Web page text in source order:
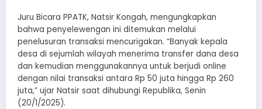
Juru Bicara PPATK, Natsir Kongah, mengungkapkan
bahwa penyelewengan ini ditemukan melalui
penelusuran transaksi mencurigakan. “Banyak kepala
desa di sejumlah wilayah menerima transfer dana desa
dan kemudian menggunakannya untuk berjudi online
dengan nilai transaksi antara Rp 50 juta hingga Rp 260
juta,” ujar Natsir saat dihubungi Republika, Senin
(20/1/2025).